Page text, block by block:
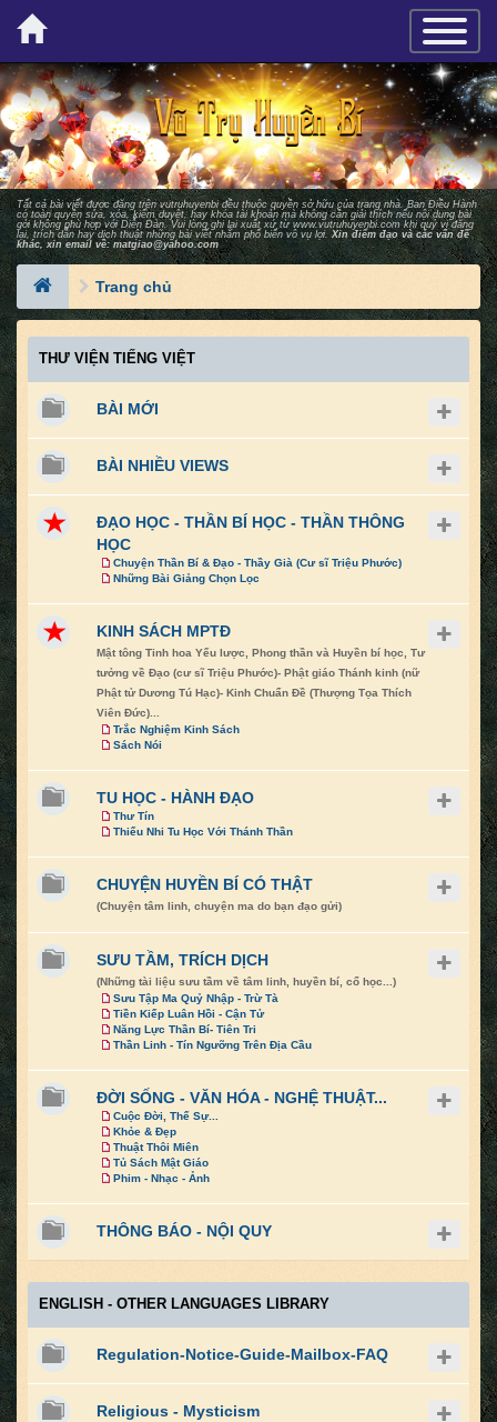
×
Tất cả bài viết được đăng trên vutruhuyenbi đều thuộc quyền sở hữu của trang nhà. Ban Ðiều Hành
có toàn quyền sửa, xóa, kiểm duyệt, hay khóa tài khoản mà không cần giải thích nếu nội dung bài
gởi không phù hợp với Diễn Ðàn. Vui lòng ghi lại xuất xứ từwww.vutruhuyenbi.comkhi quý vị đăng
lại, trích dẫn hay dịch thuật những bài viết nhằm phổ biến vô vụ lợi. Xin điểm đạo và các vấn đề
khác, xin email về: matgiao@yahoo.com
Trang chủ
THƯ VIỆN TIẾNG VIỆT
BÀI MỚI
BÀI NHIỀU VIEWS
ĐẠO HỌC - THẦN BÍ HỌC - THẦN THÔNG
HỌC
Chuyện Thần Bí & Đạo - Thầy Già (Cư sĩ Triệu Phước)
Những Bài Giảng Chọn Lọc
KINH SÁCH MPTĐ
Mật tông Tinh hoa Yếu lược, Phong thần và Huyền bí học, Tư
tưởng về Đạo (cư sĩ Triệu Phước)- Phật giáo Thánh kinh (nữ
Phật tử Dương Tú Hạc)- Kinh Chuẩn Đề (Thượng Tọa Thích
Viên Đức)...
Trắc Nghiệm Kinh Sách
Sách Nói
TU HỌC - HÀNH ĐẠO
Thư Tín
Thiếu Nhi Tu Học Với Thánh Thần
CHUYỆN HUYỀN BÍ CÓ THẬT
(Chuyện tâm linh, chuyện ma do bạn đạo gửi)
SƯU TẦM, TRÍCH DỊCH
(Những tài liệu sưu tầm về tâm linh, huyền bí, cổ học...)
Sưu Tập Ma Quỷ Nhập - Trừ Tà
Tiền Kiếp Luân Hồi - Cận Tử
Năng Lực Thần Bí- Tiên Tri
Thần Linh - Tín Ngưỡng Trên Địa Cầu
ĐỜI SỐNG - VĂN HÓA - NGHỆ THUẬT...
Cuộc Đời, Thế Sự...
Khỏe & Đẹp
Thuật Thôi Miên
Tủ Sách Mật Giáo
Phim - Nhạc - Ảnh
THÔNG BÁO - NỘI QUY
ENGLISH - OTHER LANGUAGES LIBRARY
Regulation-Notice-Guide-Mailbox-FAQ
Religious - Mysticism